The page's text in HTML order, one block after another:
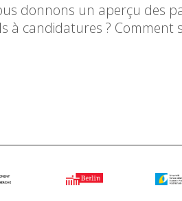
donnons un aperçu des
candidatures ? Comment